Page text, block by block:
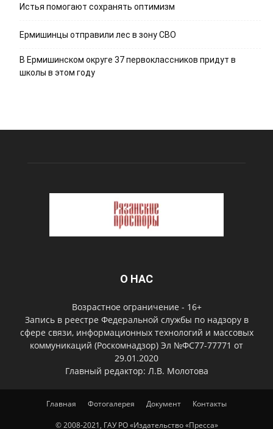
Истья помогают сохранять оптимизм
Ермишинцы отправили лес в зону СВО
В Ермишинском округе 37 первоклассников придут в
школы в этом году
О НАС
Возрастное ограничение - 16+
Запись в реестре Федеральной службы по надзору в
сфере связи, информационных технологий и массовых
коммуникаций (Роскомнадзор) Эл №ФС77-77771 от
29.01.2020
Главный редактор: Л.В. Молотова
Главная Фотогалерея Документ Контакты
© 2008-2021, ГАУ РО «Издательство «Пресса»